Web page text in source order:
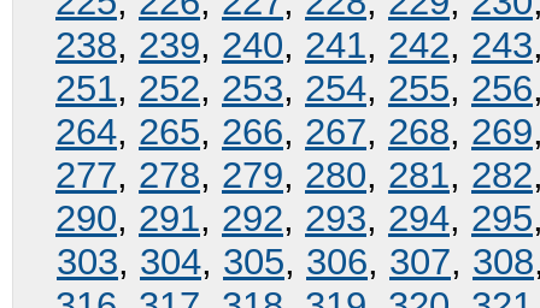
238, 239, 240, 241, 242, 243
251, 252, 253, 254, 255, 256
264, 265, 266, 267, 268, 269
277, 278, 279, 280, 281, 282
290, 291, 292, 293, 294, 295
303, 304, 305, 306, 307, 308